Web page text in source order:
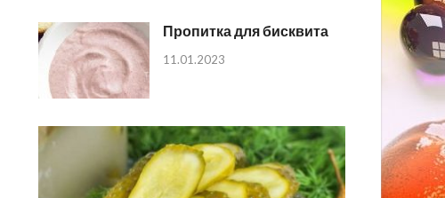
Пропитка для бисквита
11.01.2023